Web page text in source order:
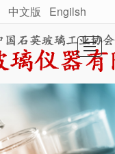
很遗憾，因您的浏览器版本过低导致无法获得最佳浏览体验，推荐下载安装谷歌浏览器！
中文版 Engilsh
联系我们